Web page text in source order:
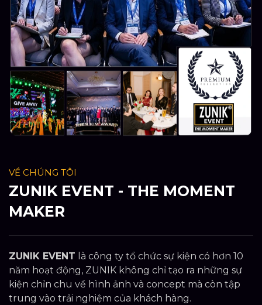
VỀ CHÚNG TÔI
ZUNIK EVENT - THE MOMENT
MAKER
ZUNIK EVENT là công ty tổ chức sự kiện có hơn 10
năm hoạt động, ZUNIK không chỉ tạo ra những sự
kiện chỉn chu về hình ảnh và concept mà còn tập
trung vào trải nghiệm của khách hàng.